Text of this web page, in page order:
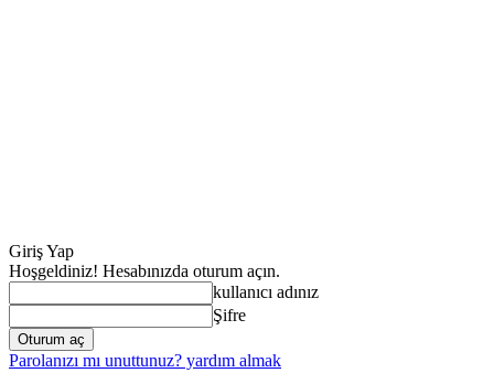
Giriş Yap
Hoşgeldiniz! Hesabınızda oturum açın.
kullanıcı adınız
Şifre
Parolanızı mı unuttunuz? yardım almak